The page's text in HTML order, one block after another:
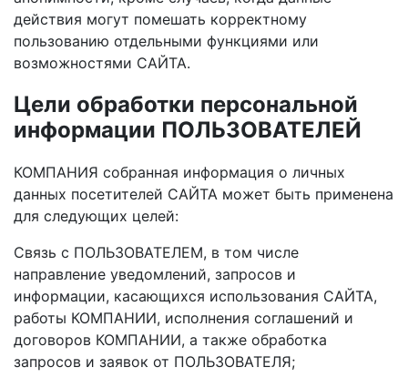
действия могут помешать корректному
пользованию отдельными функциями или
возможностями САЙТА.
Цели обработки персональной
информации ПОЛЬЗОВАТЕЛЕЙ
КОМПАНИЯ собранная информация о личных
данных посетителей САЙТА может быть применена
для следующих целей:
Связь с ПОЛЬЗОВАТЕЛЕМ, в том числе
направление уведомлений, запросов и
информации, касающихся использования САЙТА,
работы КОМПАНИИ, исполнения соглашений и
договоров КОМПАНИИ, а также обработка
запросов и заявок от ПОЛЬЗОВАТЕЛЯ;